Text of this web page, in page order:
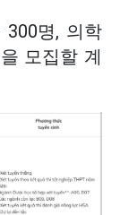
명, 의학
모집할 계